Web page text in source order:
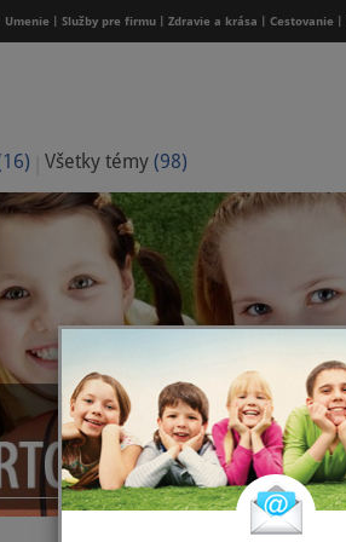
Umenie Služby pre firmu Zdravie a krása Cestovanie
Všetky témy (98)